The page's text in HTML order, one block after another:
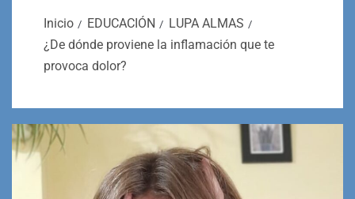
Inicio EDUCACIÓN
LUPA ALMAS
¿De dónde proviene la inflamación que te
provoca dolor?